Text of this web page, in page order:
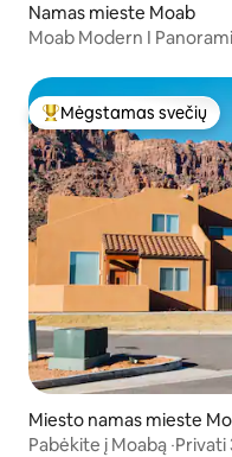
Namas mieste Moab
Moab Modern I
Svečių mėgstamiausias
Mėgstamas svečių
Miesto namas mieste
Pabėkite į Moabą